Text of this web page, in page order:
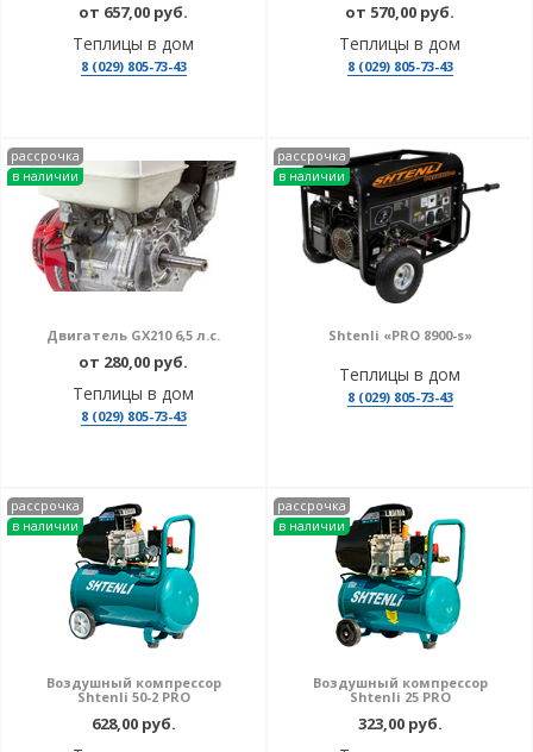
от 657,00 руб.
Теплицы в дом
8 (029) 805-73-43
от 570,00 руб.
Теплицы в дом
8 (029) 805-73-43
рассрочка
в наличии
Двигатель GX210 6,5 л.с.
от 280,00 руб.
Теплицы в дом
8 (029) 805-73-43
рассрочка
в наличии
Shtenli «PRO 8900-s»
Теплицы в дом
8 (029) 805-73-43
рассрочка
в наличии
Воздушный компрессор
Shtenli 50-2 PRO
628,00 руб.
рассрочка
в наличии
Воздушный компрессор
Shtenli 25 PRO
323,00 руб.